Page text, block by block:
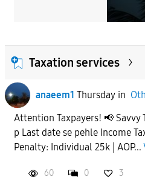
Taxation services
anaeem1 Thursdayin
Attention Taxpayers! 📢 Savvy
p Last date se pehle Income
Penalty: Individual 25k | AOP...
60 0 3